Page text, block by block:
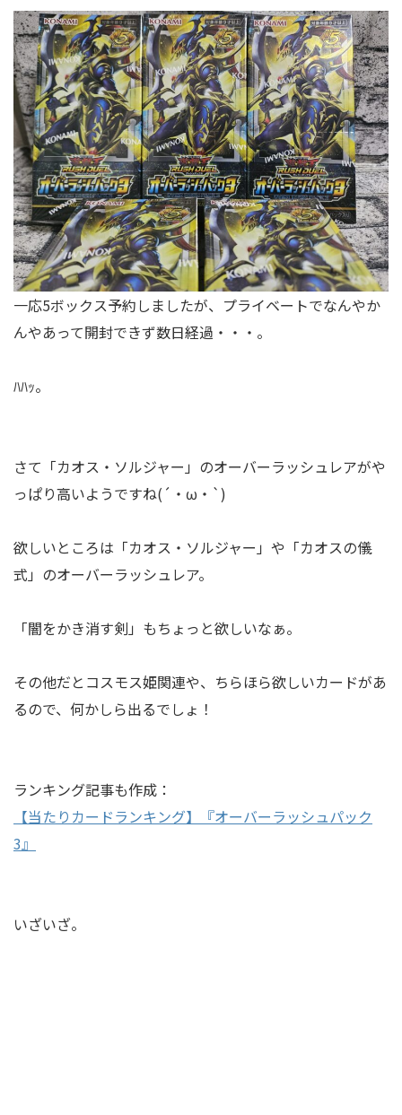
一応5ボックス予約しましたが、プライベートでなんやか
んやあって開封できず数日経過・・・。
ﾊﾊｯ。
さて「カオス・ソルジャー」のオーバーラッシュレアがや
っぱり高いようですね(´・ω・`)
欲しいところは「カオス・ソルジャー」や「カオスの儀
式」のオーバーラッシュレア。
「闇をかき消す剣」もちょっと欲しいなぁ。
その他だとコスモス姫関連や、ちらほら欲しいカードがあ
るので、何かしら出るでしょ！
ランキング記事も作成：
【当たりカードランキング】『オーバーラッシュパック
3』
いざいざ。